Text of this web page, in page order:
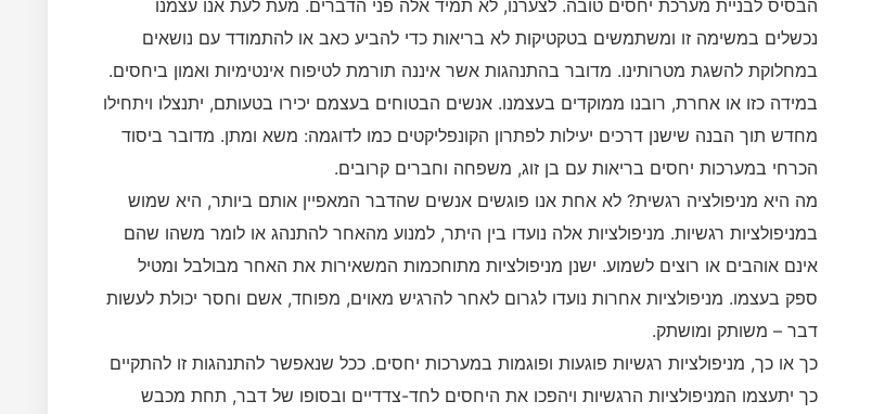
הבסיס לבניית מערכת יחסים טובה. לצערנו, לא תמיד אלה פני הדברים. מעת לעת אנו עצמנו
נכשלים במשימה זו ומשתמשים בטקטיקות לא בריאות כדי להביע כאב או להתמודד עם נושאים
במחלוקת להשגת מטרותינו. מדובר בהתנהגות אשר איננה תורמת לטיפוח אינטימיות ואמון ביחסים.
במידה כזו או אחרת, רובנו ממוקדים בעצמנו. אנשים הבטוחים בעצמם יכירו בטעותם, יתנצלו ויתחילו
מחדש תוך הבנה שישנן דרכים יעילות לפתרון הקונפליקטים כמו לדוגמה: משא ומתן. מדובר ביסוד
הכרחי במערכות יחסים בריאות עם בן זוג, משפחה וחברים קרובים.
מה היא מניפולציה רגשית? לא אחת אנו פוגשים אנשים שהדבר המאפיין אותם ביותר, היא שמוש
במניפולציות רגשיות. מניפולציות אלה נועדו בין היתר, למנוע מהאחר להתנהג או לומר משהו שהם
אינם אוהבים או רוצים לשמוע. ישנן מניפולציות מתוחכמות המשאירות את האחר מבולבל ומטיל
ספק בעצמו. מניפולציות אחרות נועדו לגרום לאחר להרגיש מאוים, מפוחד, אשם וחסר יכולת לעשות
דבר – משותק ומושתק.
כך או כך, מניפולציות רגשיות פוגעות ופוגמות במערכות יחסים. ככל שנאפשר להתנהגות זו להתקיים
כך יתעצמו המניפולציות הרגשיות ויהפכו את היחסים לחד-צדדיים ובסופו של דבר, תחת מכבש